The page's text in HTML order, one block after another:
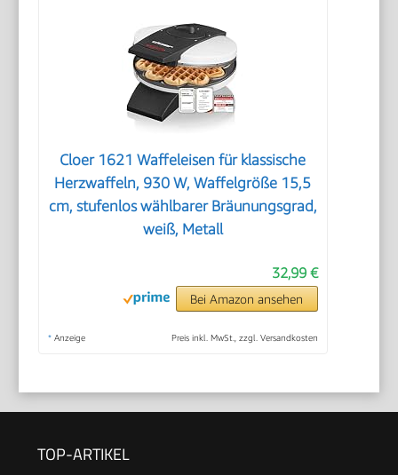
Cloer 1621 Waffeleisen für klassische
Herzwaffeln, 930 W, Waffelgröße 15,5
cm, stufenlos wählbarer Bräunungsgrad,
weiß, Metall
32,99 €
Bei Amazon ansehen
* Anzeige Preis inkl. MwSt., zzgl. Versandkosten
TOP-ARTIKEL